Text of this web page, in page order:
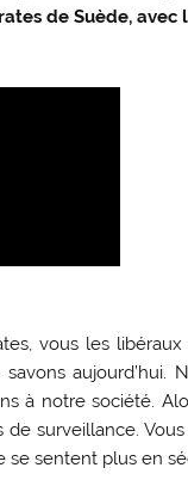
de Suède,
vous les
à notre société.
de surveillance.
se sentent plus en